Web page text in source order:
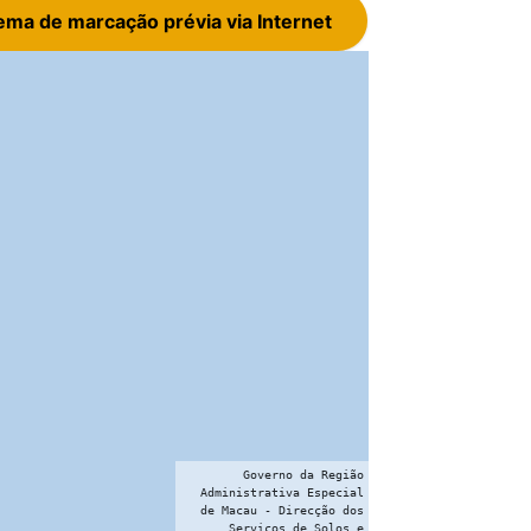
de marcação prévia via Internet
Governo da Região
Administrativa Especial
de Macau - Direcção dos